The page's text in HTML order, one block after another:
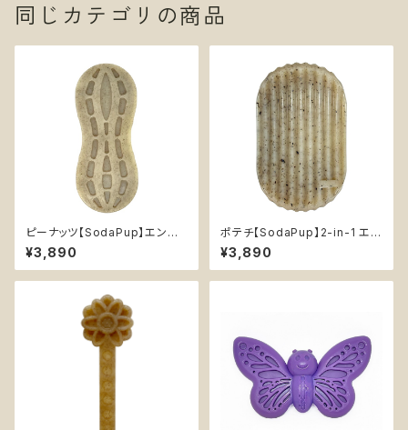
同じカテゴリの商品
ピーナッツ【SodaPup】エンリッ
チメント デンタル 超耐久性 丈
夫 カミカミ おもちゃ チュートイ
知育 ソダパップ Peanut
¥3,890
ポテチ【SodaPup】2-in-1 エン
リッチメント デンタル 超耐久性
丈夫 カミカミ おもちゃ チュート
イ 知育 ソダパップ Potato Chi
¥3,890